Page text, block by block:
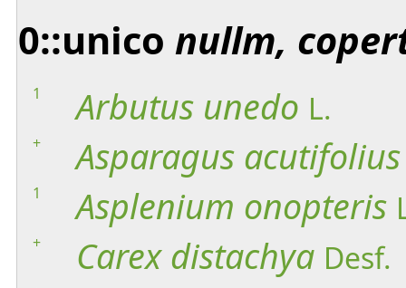
0::unico nullm,
1 Arbutus unedo L.
+ Asparagus acutifolius
1 Asplenium onopteris
+ Carex distachya Desf.